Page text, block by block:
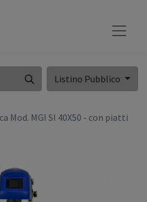
Listino Pubblico
Mod. MGI SI 40X50 - con piatti